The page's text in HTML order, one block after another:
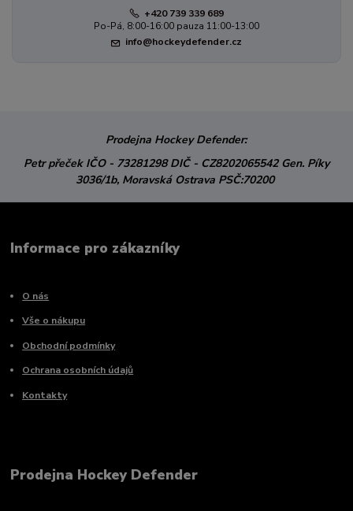
+420 739 339 689
Po-Pá, 8:00-16:00 pauza 11:00-13:00
info@hockeydefender.cz
Prodejna Hockey Defender:
Petr přeček IČO - 73281298DIČ - CZ8202065542 Gen. Píky
3036/1b, Moravská Ostrava PSČ:70200
Informace pro zákazníky
O nás
Vše o nákupu
Obchodní podmínky
Ochrana osobních údajů
Kontakty
Prodejna Hockey Defender